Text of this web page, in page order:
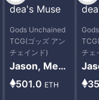
Gods Unchained
TCG(ゴッズ アン
チェインド)
Jason, Med
ea's Muse
501.0 ETH
チェ